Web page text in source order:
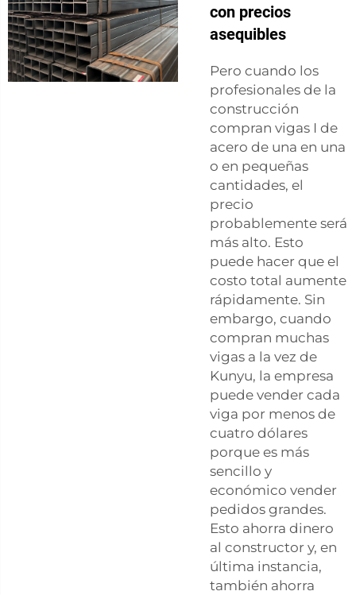
con precios
asequibles
Pero cuando los
profesionales de la
construcción
compran vigas I de
acero de una en una
o en pequeñas
cantidades, el
precio
probablemente será
más alto. Esto
puede hacer que el
costo total aumente
rápidamente. Sin
embargo, cuando
compran muchas
vigas a la vez de
Kunyu, la empresa
puede vender cada
viga por menos de
cuatro dólares
porque es más
sencillo y
económico vender
pedidos grandes.
Esto ahorra dinero
al constructor y, en
última instancia,
también ahorra